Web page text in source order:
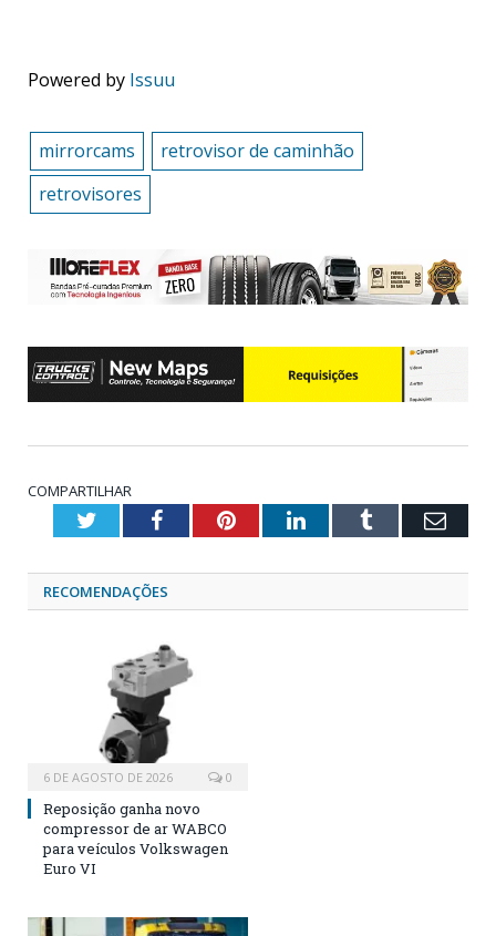
Powered by Issuu
mirrorcams
retrovisor de caminhão
retrovisores
COMPARTILHAR
TwitterFacebookPinterestLinkedInTumblr
RECOMENDAÇÕES
6 DE AGOSTO DE 2026 0
Reposição ganha novo
compressor de ar WABCO
para veículos Volkswagen
Euro VI